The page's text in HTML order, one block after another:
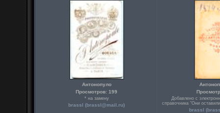
Антонопуло
Просмотров: 199
* на замену
brassl (brassl@mail.ru)
Добавлено с
справочника "Они
brassl (